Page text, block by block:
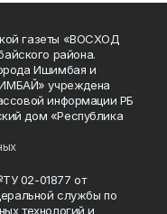
газеты «ВОСХОД
района.
Ишимбая и
учреждена
информации РБ
дом «Республика
02-01877 от
службы по
технологий и